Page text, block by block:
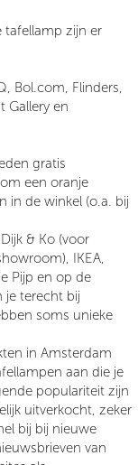
tafellamp zijn er
Bol.com, Flinders,
Gallery en
gratis
een oranje
in de winkel (o.a. bij
& Ko (voor
IKEA,
Pijp en op de
je terecht bij
soms unieke
in Amsterdam
aan die je
populariteit zijn
uitverkocht, zeker
bij bij nieuwe
van